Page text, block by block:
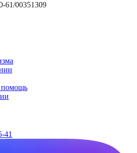
61/00351309
помощь
41